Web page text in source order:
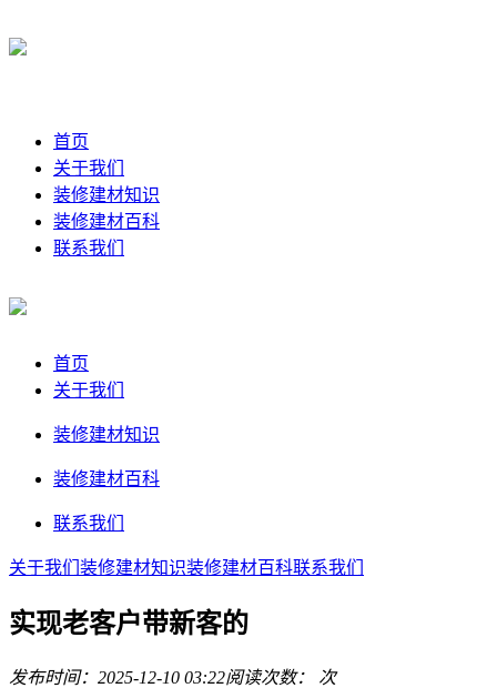
首页
关于我们
装修建材知识
装修建材百科
联系我们
首页
关于我们
装修建材知识
装修建材百科
联系我们
关于我们 装修建材知识装修建材百科联系我们
实现老客户带新客的
发布时间：2025-12-10 03:22阅读次数： 次